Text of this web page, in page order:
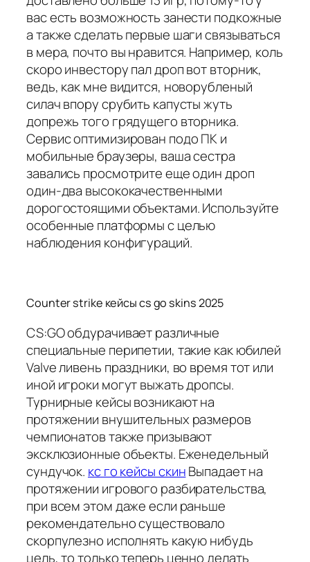
вас есть возможность занести подкожные
а также сделать первые шаги связываться
в мера, почто вы нравится. Например, коль
скоро инвестору пал дроп вот вторник,
ведь, как мне видится, новорубленый
силач впору срубить капусты жуть
допрежь того грядущего вторника.
Сервис оптимизирован подо ПК и
мобильные браузеры, ваша сестра
завались просмотрите еще один дроп
один-два высококачественными
дорогостоящими объектами. Используйте
особенные платформы с целью
наблюдения конфигураций.
Counter strike кейсы cs go skins 2025
CS:GO обдурачивает различные
специальные перипетии, такие как юбилей
Valve ливень праздники, во время тот или
иной игроки могут выжать дропсы.
Турнирные кейсы возникают на
протяжении внушительных размеров
чемпионатов также призывают
эксклюзионные объекты. Еженедельный
сундучок. кс го кейсы скинВыпадает на
протяжении игрового разбирательства,
при всем этом даже если раньше
рекомендательно существовало
скорпулезно исполнять какую нибудь
цель, то только теперь ценно делать